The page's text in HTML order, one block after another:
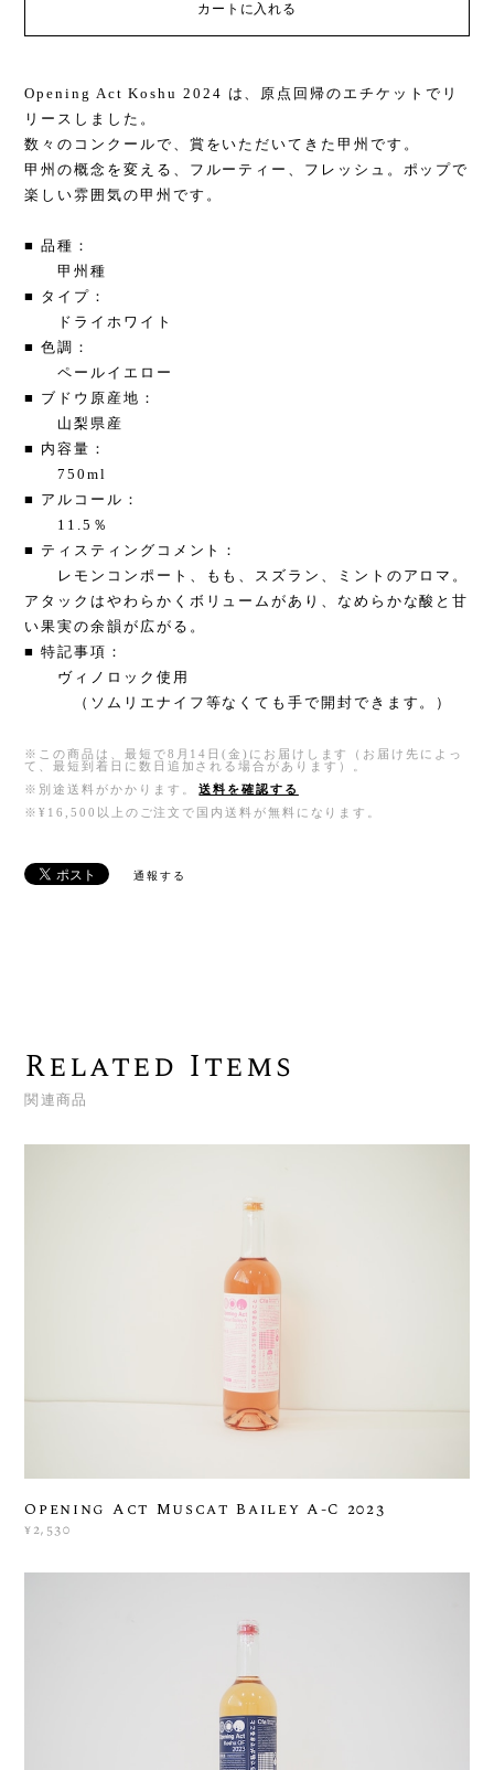
カートに入れる
Opening Act Koshu 2024 は、原点回帰のエチケットでリ
リースしました。
数々のコンクールで、賞をいただいてきた甲州です。
甲州の概念を変える、フルーティー、フレッシュ。ポップで
楽しい雰囲気の甲州です。
■ 品種：
甲州種
■ タイプ：
ドライホワイト
■ 色調：
ペールイエロー
■ ブドウ原産地：
山梨県産
■ 内容量：
750ml
■ アルコール：
11.5％
■ ティスティングコメント：
レモンコンポート、もも、スズラン、ミントのアロマ。
アタックはやわらかくボリュームがあり、なめらかな酸と甘
い果実の余韻が広がる。
■ 特記事項：
ヴィノロック使用
（ソムリエナイフ等なくても手で開封できます。）
※この商品は、最短で8月14日(金)にお届けします（お届け先によっ
て、最短到着日に数日追加される場合があります）。
※別途送料がかかります。
送料を確認する
※¥16,500以上のご注文で国内送料が無料になります。
通報する
Related Items
関連商品
Opening Act Muscat Bailey A-C 2023
¥2,530